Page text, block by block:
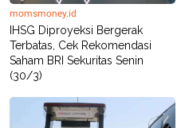
momsmoney.id
IHSG Diproyeksi Bergerak
Terbatas, Cek Rekomendasi
Saham BRI Sekuritas Senin
(30/3)